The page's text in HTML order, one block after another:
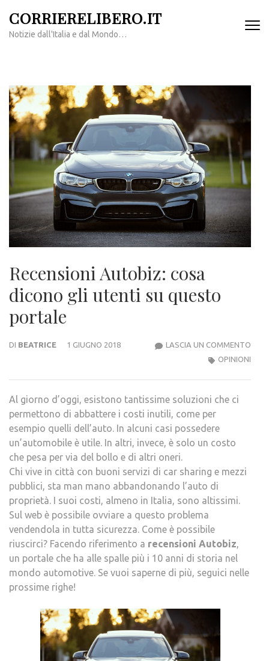
contenuto
CORRIERELIBERO.IT
Notizie dall'Italia e dal Mondo…
Recensioni Autobiz: cosa
dicono gli utenti su questo
portale
DI BEATRICE 1 GIUGNO 2018 LASCIA UN COMMENTO
OPINIONI
Al giorno d’oggi, esistono tantissime soluzioni che ci
permettono di abbattere i costi inutili, come per
esempio quelli dell’auto. In alcuni casi possedere
un’automobile è utile. In altri, invece, è solo un costo
che pesa per via del bollo e di altri oneri.
Chi vive in città con buoni servizi di car sharing e mezzi
pubblici, sta man mano abbandonando l’auto di
proprietà. I suoi costi, almeno in Italia, sono altissimi.
Sul web è possibile ovviare a questo problema
vendendola in tutta sicurezza. Come è possibile
riuscirci? Facendo riferimento a recensioni Autobiz,
un portale che ha alle spalle più i 10 anni di storia nel
mondo automotive. Se vuoi saperne di più, seguici nelle
prossime righe!